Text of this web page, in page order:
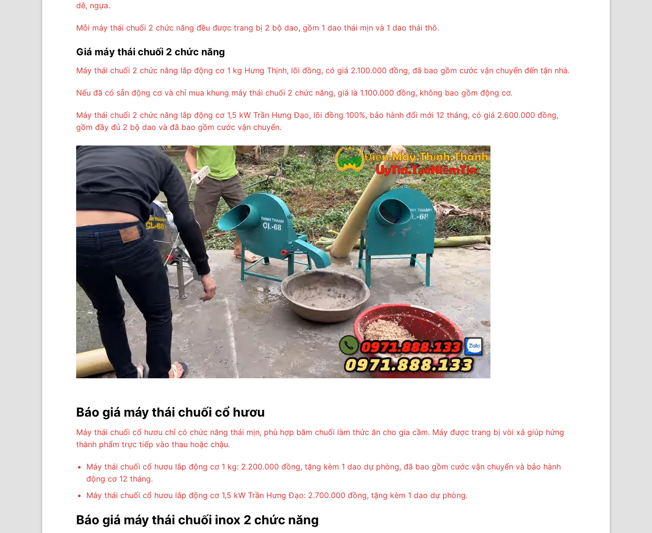
dê, ngựa.
Mỗi máy thái chuối 2 chức năng đều được trang bị 2 bộ dao, gồm 1 dao thái mịn và 1 dao thái thô.
Giá máy thái chuối 2 chức năng
Máy thái chuối 2 chức năng lắp động cơ 1 kg Hưng Thịnh, lõi đồng, có giá 2.100.000 đồng, đã bao gồm cước vận chuyển đến tận nhà.
Nếu đã có sẵn động cơ và chỉ mua khung máy thái chuối 2 chức năng, giá là 1.100.000 đồng, không bao gồm động cơ.
Máy thái chuối 2 chức năng lắp động cơ 1,5 kW Trần Hưng Đạo, lõi đồng 100%, bảo hành đổi mới 12 tháng, có giá 2.600.000 đồng,
gồm đầy đủ 2 bộ dao và đã bao gồm cước vận chuyển.
Báo giá máy thái chuối cổ hươu
Máy thái chuối cổ hươu chỉ có chức năng thái mịn, phù hợp băm chuối làm thức ăn cho gia cầm. Máy được trang bị vòi xả giúp hứng
thành phẩm trực tiếp vào thau hoặc chậu.
Máy thái chuối cổ hươu lắp động cơ 1 kg: 2.200.000 đồng, tặng kèm 1 dao dự phòng, đã bao gồm cước vận chuyển và bảo hành
động cơ 12 tháng.
Máy thái chuối cổ hươu lắp động cơ 1,5 kW Trần Hưng Đạo: 2.700.000 đồng, tặng kèm 1 dao dự phòng.
Báo giá máy thái chuối inox 2 chức năng